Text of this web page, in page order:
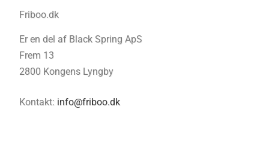
Friboo.dk
Er en del af Black Spring ApS
Frem 13
2800 Kongens Lyngby
Kontakt: info@friboo.dk